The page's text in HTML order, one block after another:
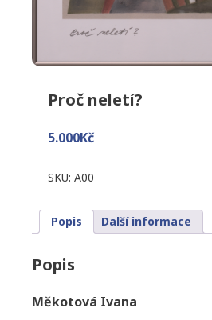
Proč neletí?
5.000Kč
SKU: A00
Popis Další informace
Popis
Měkotová Ivana